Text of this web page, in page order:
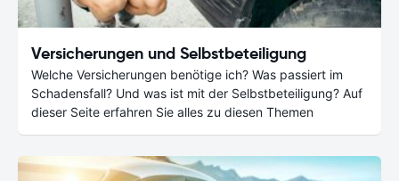
Versicherungen und Selbstbeteiligung
Welche Versicherungen benötige ich? Was passiert im
Schadensfall? Und was ist mit der Selbstbeteiligung? Auf
dieser Seite erfahren Sie alles zu diesen Themen